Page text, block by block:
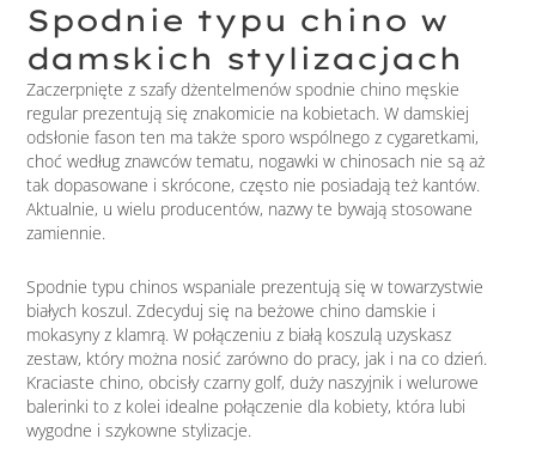
Spodnie typu chino w
damskich stylizacjach
Zaczerpnięte z szafy dżentelmenów spodnie chino męskie
regular prezentują się znakomicie na kobietach. W damskiej
odsłonie fason ten ma także sporo wspólnego z cygaretkami,
choć według znawców tematu, nogawki w chinosach nie są aż
tak dopasowane i skrócone, często nie posiadają też kantów.
Aktualnie, u wielu producentów, nazwy te bywają stosowane
zamiennie.
Spodnie typu chinos wspaniale prezentują się w towarzystwie
białych koszul. Zdecyduj się na beżowe chino damskie i
mokasyny z klamrą. W połączeniu z białą koszulą uzyskasz
zestaw, który można nosić zarówno do pracy, jak i na co dzień.
Kraciaste chino, obcisły czarny golf, duży naszyjnik i welurowe
balerinki to z kolei idealne połączenie dla kobiety, która lubi
wygodne i szykowne stylizacje.